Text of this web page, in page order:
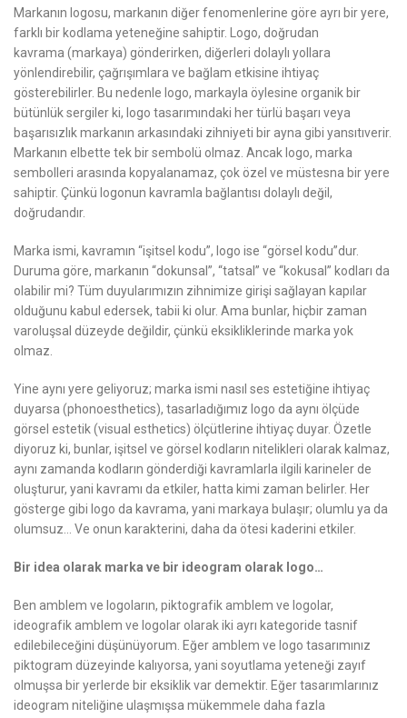
Markanın logosu, markanın diğer fenomenlerine göre ayrı bir yere,
farklı bir kodlama yeteneğine sahiptir. Logo, doğrudan
kavrama (markaya) gönderirken, diğerleri dolaylı yollara
yönlendirebilir, çağrışımlara ve bağlam etkisine ihtiyaç
gösterebilirler. Bu nedenle logo, markayla öylesine organik bir
bütünlük sergiler ki, logo tasarımındaki her türlü başarı veya
başarısızlık markanın arkasındaki zihniyeti bir ayna gibi yansıtıverir.
Markanın elbette tek bir sembolü olmaz. Ancak logo, marka
sembolleri arasında kopyalanamaz, çok özel ve müstesna bir yere
sahiptir. Çünkü logonun kavramla bağlantısı dolaylı değil,
doğrudandır.
Marka ismi, kavramın “işitsel kodu”, logo ise “görsel kodu”dur.
Duruma göre, markanın “dokunsal”, “tatsal” ve “kokusal” kodları da
olabilir mi? Tüm duyularımızın zihnimize girişi sağlayan kapılar
olduğunu kabul edersek, tabii ki olur. Ama bunlar, hiçbir zaman
varoluşsal düzeyde değildir, çünkü eksikliklerinde marka yok
olmaz.
Yine aynı yere geliyoruz; marka ismi nasıl ses estetiğine ihtiyaç
duyarsa (phonoesthetics), tasarladığımız logo da aynı ölçüde
görsel estetik(visual esthetics) ölçütlerine ihtiyaç duyar. Özetle
diyoruz ki, bunlar, işitsel ve görsel kodların nitelikleri olarak kalmaz,
aynı zamanda kodların gönderdiği kavramlarla ilgili karineler de
oluşturur, yani kavramı da etkiler, hatta kimi zaman belirler. Her
gösterge gibi logo da kavrama, yani markaya bulaşır; olumlu ya da
olumsuz… Ve onun karakterini, daha da ötesi kaderini etkiler.
Bir idea olarak marka ve bir ideogram olarak logo…
Ben amblem ve logoların, piktografik amblem ve logolar,
ideografik amblem ve logolar olarak iki ayrı kategoride tasnif
edilebileceğini düşünüyorum. Eğer amblem ve logo tasarımınız
piktogram düzeyinde kalıyorsa, yani soyutlama yeteneği zayıf
olmuşsa bir yerlerde bir eksiklik var demektir. Eğer tasarımlarınız
ideogram niteliğine ulaşmışsa mükemmele daha fazla